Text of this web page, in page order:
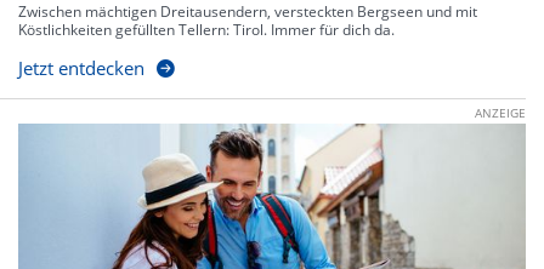
Zwischen mächtigen Dreitausendern, versteckten Bergseen und mit
Köstlichkeiten gefüllten Tellern: Tirol. Immer für dich da.
Jetzt entdecken
ANZEIGE